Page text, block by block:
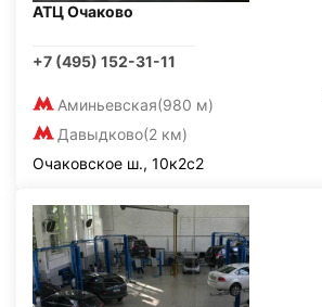
АТЦ Очаково
+7 (495) 152-31-11
Аминьевская(980 м)
Давыдково(2 км)
Очаковское ш., 10к2с2